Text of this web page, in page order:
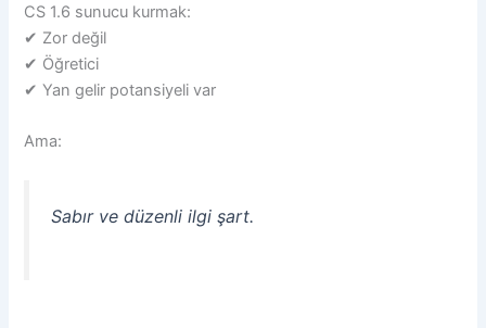
CS 1.6 sunucu kurmak:
✔ Zor değil
✔ Öğretici
✔ Yan gelir potansiyeli var
Ama:
Sabır ve düzenli ilgi şart.